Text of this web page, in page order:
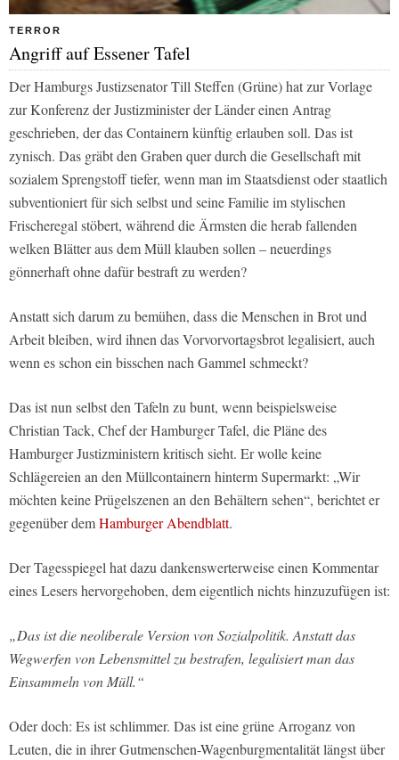
TERROR
Angriff auf Essener Tafel
Der Hamburgs Justizsenator Till Steffen (Grüne) hat zur Vorlage
zur Konferenz der Justizminister der Länder einen Antrag
geschrieben, der das Containern künftig erlauben soll. Das ist
zynisch. Das gräbt den Graben quer durch die Gesellschaft mit
sozialem Sprengstoff tiefer, wenn man im Staatsdienst oder staatlich
subventioniert für sich selbst und seine Familie im stylischen
Frischeregal stöbert, während die Ärmsten die herab fallenden
welken Blätter aus dem Müll klauben sollen – neuerdings
gönnerhaft ohne dafür bestraft zu werden?
Anstatt sich darum zu bemühen, dass die Menschen in Brot und
Arbeit bleiben, wird ihnen das Vorvorvortagsbrot legalisiert, auch
wenn es schon ein bisschen nach Gammel schmeckt?
Das ist nun selbst den Tafeln zu bunt, wenn beispielsweise
Christian Tack, Chef der Hamburger Tafel, die Pläne des
Hamburger Justizministern kritisch sieht. Er wolle keine
Schlägereien an den Müllcontainern hinterm Supermarkt: „Wir
möchten keine Prügelszenen an den Behältern sehen“, berichtet er
gegenüber demHamburger Abendblatt.
Der Tagesspiegel hat dazu dankenswerterweise einen Kommentar
eines Lesers hervorgehoben, dem eigentlich nichts hinzuzufügen ist:
„Das ist die neoliberale Version von Sozialpolitik. Anstatt das
Wegwerfen von Lebensmittel zu bestrafen, legalisiert man das
Einsammeln von Müll.“
Oder doch: Es ist schlimmer. Das ist eine grüne Arroganz von
Leuten, die in ihrer Gutmenschen-Wagenburgmentalität längst über